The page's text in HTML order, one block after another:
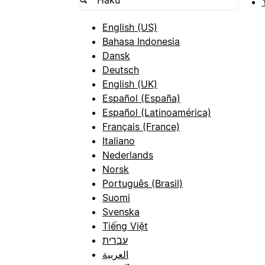
English (US)
Bahasa Indonesia
Dansk
Deutsch
English (UK)
Español (España)
Español (Latinoamérica)
Français (France)
Italiano
Nederlands
Norsk
Português (Brasil)
Suomi
Svenska
Tiếng Việt
עברית
العربية